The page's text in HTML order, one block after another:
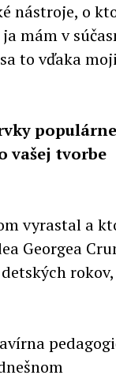
nástroje, o
mám v
to vďaka
vašej tvorbe
vyrastal a
Georgea
rokov,